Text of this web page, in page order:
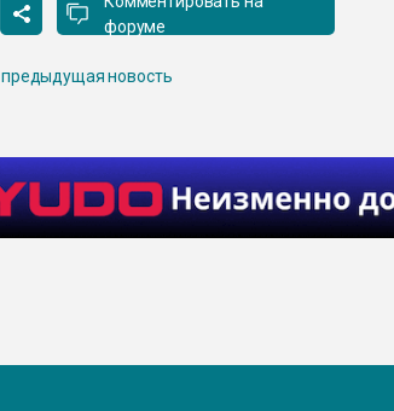
форуме
предыдущая новость